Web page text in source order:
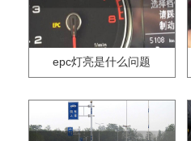
epc灯亮是什么问题